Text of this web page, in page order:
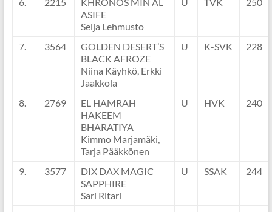
ASIFE
Seija Lehmusto
7. 3564
GOLDEN DESERT’S
BLACK AFROZE
Niina Käyhkö, Erkki
Jaakkola
U K-SVK 228
8. 2769
EL HAMRAH
HAKEEM
BHARATIYA
Kimmo Marjamäki,
Tarja Pääkkönen
U HVK 240
9. 3577
DIX DAX MAGIC
SAPPHIRE
Sari Ritari
U SSAK 244